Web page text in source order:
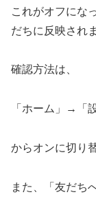
これがオフにな
だちに反映され
確認方法は、
「ホーム」→「
からオンに切り
また、「友だち